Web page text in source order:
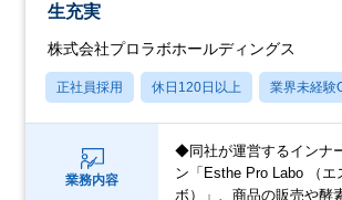
生充実
株式会社プロラボホールディングス
正社員採用 休日120日以上 業界未経験
業務内容
◆同社が運営するインナ
ン「Esthe Pro Labo （エ
ボ）」、商品の販売や酵